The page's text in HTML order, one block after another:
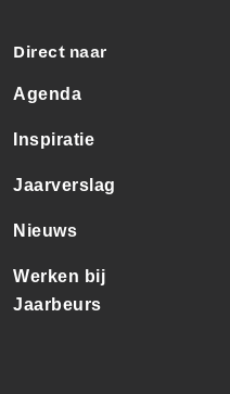
Direct naar
Agenda
Inspiratie
Jaarverslag
Nieuws
Werken bij
Jaarbeurs